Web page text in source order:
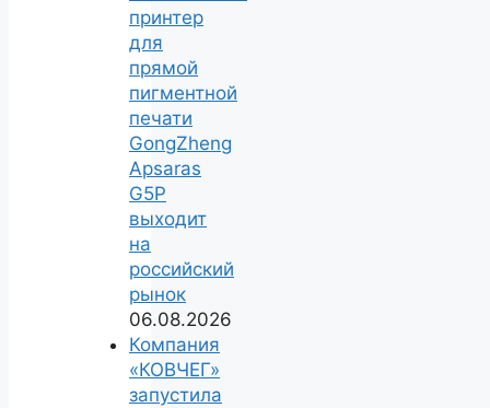
принтер
для
прямой
пигментной
печати
GongZheng
Apsaras
G5P
выходит
на
российский
рынок
06.08.2026
Компания
«КОВЧЕГ»
запустила